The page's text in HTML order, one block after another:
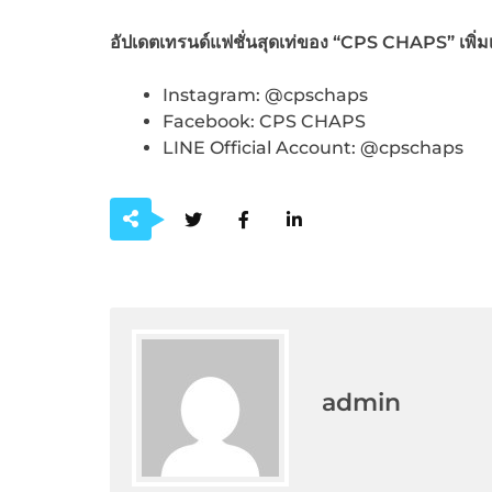
อัปเดตเทรนด์แฟชั่นสุดเท่ของ “CPS CHAPS” เพิ่
Instagram: @cpschaps
Facebook: CPS CHAPS
LINE Official Account: @cpschaps
admin